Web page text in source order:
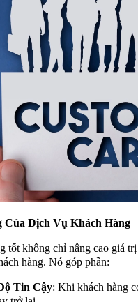
Của Dịch Vụ Khách Hàng
tốt không chỉ nâng cao giá
hàng. Nó góp phần:
Tin Cậy: Khi khách hàng